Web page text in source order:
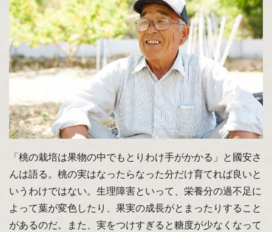
「桃の栽培は果物の中でもとりわけ手がかかる」と國安さ
んは語る。桃の実はなったらなった分だけ育てれば良いと
いうわけではない。生理障害といって、栄養分の過不足に
よって葉が変色したり、果実の成長がとまったりすること
があるのだ。また、実をつけすぎると糖度が少なくなって